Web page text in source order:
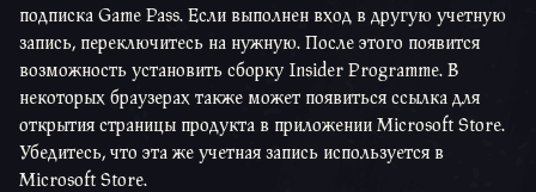
подписка Game Pass. Если выполнен вход в другую учетную
запись, переключитесь на нужную. После этого появится
возможность установить сборку Insider Programme. В
некоторых браузерах также может появиться ссылка для
открытия страницы продукта в приложении Microsoft Store.
Убедитесь, что эта же учетная запись используется в
Microsoft Store.